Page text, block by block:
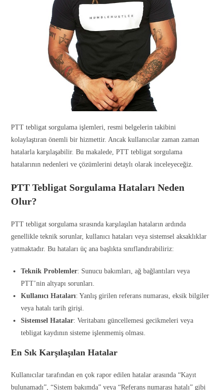
PTT tebligat sorgulama işlemleri, resmi belgelerin takibini
kolaylaştıran önemli bir hizmettir. Ancak kullanıcılar zaman zaman
hatalarla karşılaşabilir. Bu makalede, PTT tebligat sorgulama
hatalarının nedenleri ve çözümlerini detaylı olarak inceleyeceğiz.
PTT Tebligat Sorgulama Hataları Neden
Olur?
PTT tebligat sorgulama sırasında karşılaşılan hataların ardında
genellikle teknik sorunlar, kullanıcı hataları veya sistemsel aksaklıklar
yatmaktadır. Bu hataları üç ana başlıkta sınıflandırabiliriz:
Teknik Problemler: Sunucu bakımları, ağ bağlantıları veya
PTT’nin altyapı sorunları.
Kullanıcı Hataları: Yanlış girilen referans numarası, eksik bilgiler
veya hatalı tarih girişi.
Sistemsel Hatalar: Veritabanı güncellemesi gecikmeleri veya
tebligat kaydının sisteme işlenmemiş olması.
En Sık Karşılaşılan Hatalar
Kullanıcılar tarafından en çok rapor edilen hatalar arasında “Kayıt
bulunamadı”, “Sistem bakımda” veya “Referans numarası hatalı” gibi